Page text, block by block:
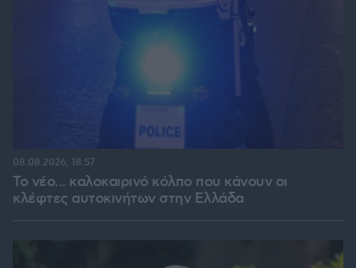
Το νέο... καλοκαιρινό κόλπο που κάνουν οι
κλέφτες αυτοκινήτων στην Ελλάδα
08.08.2026, 18:57